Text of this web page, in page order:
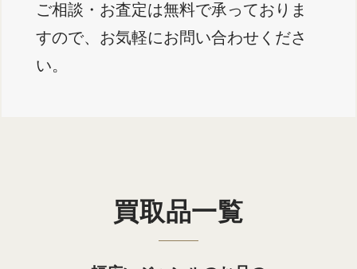
ご相談・お査定は無料で承っておりま
すので、お気軽にお問い合わせくださ
い。
買取品一覧